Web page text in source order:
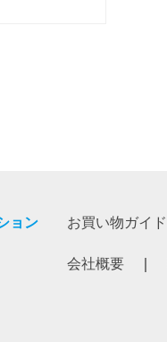
ョン お買い物ガイド
会社概要